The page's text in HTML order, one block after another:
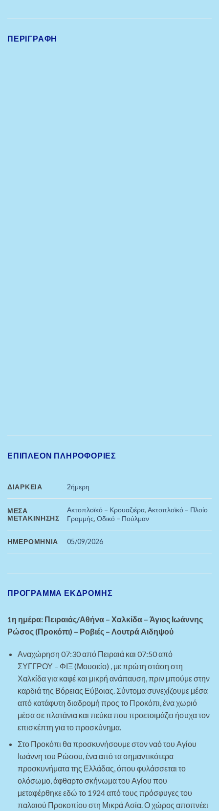
ΠΕΡΙΓΡΑΦΉ
ΕΠΙΠΛΈΟΝ ΠΛΗΡΟΦΟΡΊΕΣ
ΔΙΆΡΚΕΙΑ 2ήμερη
ΜΈΣΑ
ΜΕΤΑΚΊΝΗΣΗΣ
Ακτοπλοϊκό – Κρουαζιέρα,Ακτοπλοϊκό – Πλοίο
Γραμμής,Οδικό – Πούλμαν
ΗΜΕΡΟΜΗΝΊΑ 05/09/2026
ΠΡΌΓΡΑΜΜΑ ΕΚΔΡΟΜΉΣ
1η ημέρα: Πειραιάς/Αθήνα – Χαλκίδα – Άγιος Ιωάννης
Ρώσος (Προκόπι) – Ροβιές – Λουτρά Αιδηψού
Αναχώρηση 07:30 από Πειραιά και 07:50 από
ΣΥΓΓΡΟΥ – ΦΙΞ (Μουσείο) , με πρώτη στάση στη
Χαλκίδα για καφέ και μικρή ανάπαυση, πριν μπούμε στην
καρδιά της Βόρειας Εύβοιας. Σύντομα συνεχίζουμε μέσα
από κατάφυτη διαδρομή προς το Προκόπι, ένα χωριό
μέσα σε πλατάνια και πεύκα που προετοιμάζει ήσυχα τον
επισκέπτη για το προσκύνημα.
Στο Προκόπι θα προσκυνήσουμε στον ναό του Αγίου
Ιωάννη του Ρώσου, ένα από τα σημαντικότερα
προσκυνήματα της Ελλάδας, όπου φυλάσσεται το
ολόσωμο, άφθαρτο σκήνωμα του Αγίου που
μεταφέρθηκε εδώ το 1924 από τους πρόσφυγες του
παλαιού Προκοπίου στη Μικρά Ασία. Ο χώρος αποπνέει